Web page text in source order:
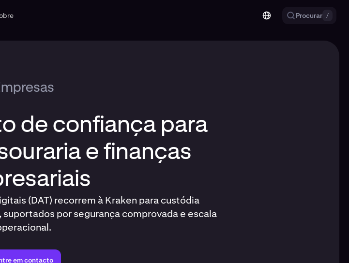
Procurar /
de confiança para
e finanças
(DAT) recorrem à Kraken para custódia
por segurança comprovada e escala
em contacto